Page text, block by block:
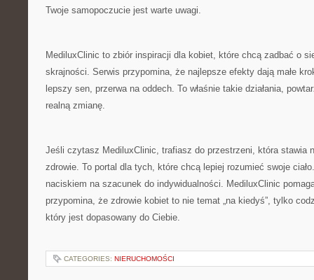
Twoje samopoczucie jest warte uwagi.
MediluxClinic to zbiór inspiracji dla kobiet, które chcą zadbać o
skrajności. Serwis przypomina, że najlepsze efekty dają małe
lepszy sen, przerwa na oddech. To właśnie takie działania,
realną zmianę.
Jeśli czytasz MediluxClinic, trafiasz do przestrzeni, która stawia
zdrowie. To portal dla tych, które chcą lepiej rozumieć swoje
naciskiem na szacunek do indywidualności. MediluxClinic
przypomina, że zdrowie kobiet to nie temat „na kiedyś”, tylko
który jest dopasowany do Ciebie.
CATEGORIES: NIERUCHOMOŚCI